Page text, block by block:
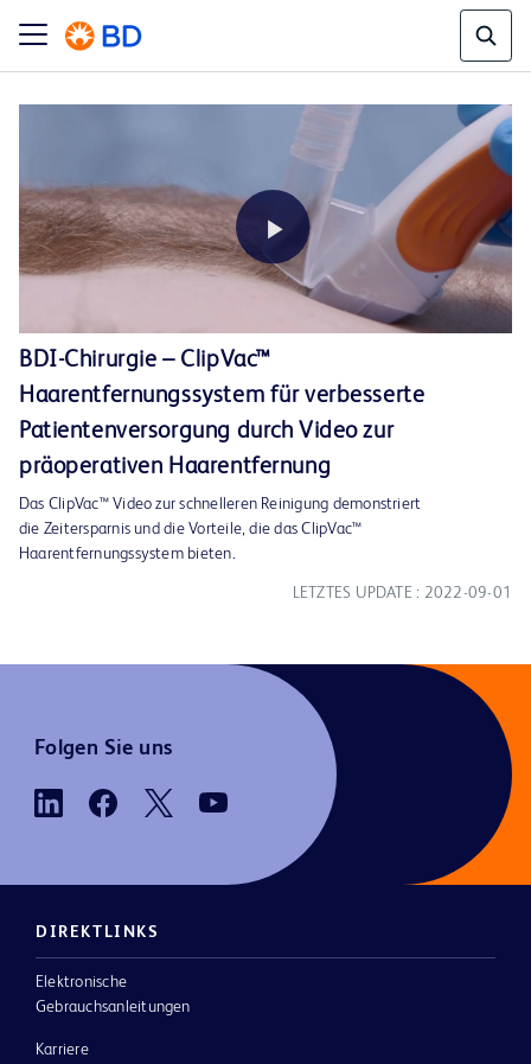
Play
Video
BDI-Chirurgie – ClipVac™
Haarentfernungssystem für verbesserte
Patientenversorgung durch Video zur
präoperativen Haarentfernung
Das ClipVac™ Video zur schnelleren Reinigung demonstriert
die Zeitersparnis und die Vorteile, die das ClipVac™
Haarentfernungssystem bieten.
LETZTES UPDATE : 2022-09-01
Folgen Sie uns
DIREKTLINKS
Elektronische
Gebrauchsanleitungen
Karriere